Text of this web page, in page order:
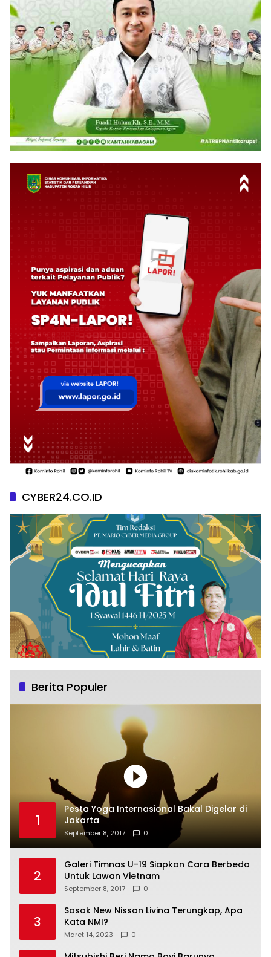
CYBER24.CO.ID
Berita Populer
1
Pesta Yoga Internasional Bakal Digelar di
Jakarta
September 8, 2017 0
2
Galeri Timnas U-19 Siapkan Cara Berbeda
Untuk Lawan Vietnam
September 8, 2017 0
3
Sosok New Nissan Livina Terungkap, Apa
Kata NMI?
Maret 14, 2023 0